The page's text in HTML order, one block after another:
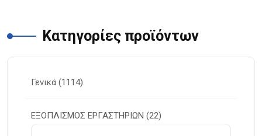
Κατηγορίες προϊόντων
Γενικά (1114)
ΕΞΟΠΛΙΣΜΟΣ ΕΡΓΑΣΤΗΡΙΩΝ (22)